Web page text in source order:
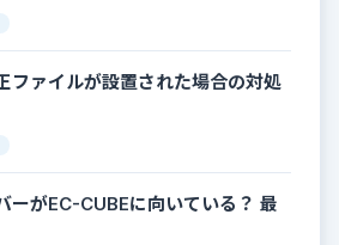
ファイルが設置された場合の対処
ーがEC-CUBEに向いている？ 最